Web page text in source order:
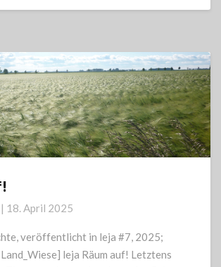
| 18. April 2025
veröffentlicht in leja #7, 2025;
leja Räum auf! Letztens